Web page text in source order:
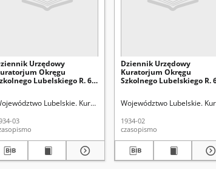
Szkolnego
Urzędowy
Okręgu
Lubelskiego R. 6,
Lubelskie. Kuratorium Okręgu Szkolnego
03
Dziennik Urzędowy
Kuratorjum Okręgu
Szkolnego Lubelskiego R.
Województwo Lubelskie.
1934-02
czasopismo